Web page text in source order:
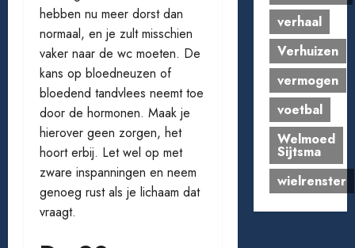
hebben nu meer dorst dan
normaal, en je zult misschien
vaker naar de wc moeten. De
kans op bloedneuzen of
bloedend tandvlees neemt toe
door de hormonen. Maak je
hierover geen zorgen, het
hoort erbij. Let wel op met
zware inspanningen en neem
genoeg rust als je lichaam dat
vraagt.
verhaal
Verhuizen
vermogen
voetbal
Welmoed
Sijtsma
wielrenster